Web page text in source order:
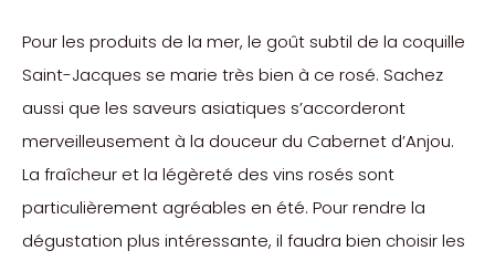
Pour les produits de la mer, le goût subtil de la coquille
Saint-Jacques se marie très bien à ce rosé. Sachez
aussi que les saveurs asiatiques s’accorderont
merveilleusement à la douceur du Cabernet d’Anjou.
La fraîcheur et la légèreté des vins rosés sont
particulièrement agréables en été. Pour rendre la
dégustation plus intéressante, il faudra bien choisir les